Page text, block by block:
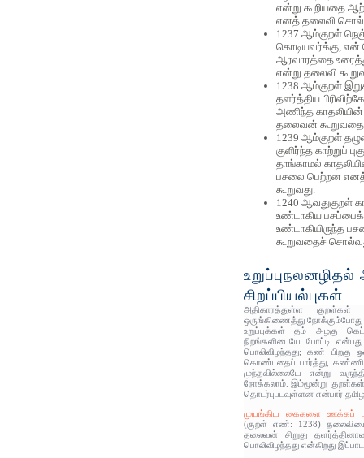
என்று கூறியதை
எனத் தலைவி
1237 ஆம்குறள்
கொடியவர்க்கு,
ஆரவாரத்தை
என்று தலைவி
1238 ஆம்குறள்
தளர்த்திய
அணிந்த காதலியின்
தலைவன்
1239 ஆம்குறள்
குளிர்ந்த காற்றுப்
தாங்காமல்
பசலை பெற்றன
கூறுவது.
1240 ஆவதுகுறள்
உண்டாகிய
உண்டாகியிருந்த
கூறுவதைச்
சிறப்பியல்புகள்
அதிகாரத்துள்ள
ஒருங்கிணைத்து
உறுப்புக்கள் தம் அழகு
நிறங்களிடையே போட்டி
பொலிவிழந்தது; கண் பிறகு
கொண்டதைப் பார்த்து, கண்ணின்
முந்தவில்லையே என்று
நோக்கலாம். இம்மூன்று குறள்கள்
தொடர்புபடவுள்ளன என்பார்
முயங்கிய கைகளை ஊக்கப்
(குறள் எண்: 1238)
தலைவன் சிறுது
பொலிவிழந்தது என்கிறது